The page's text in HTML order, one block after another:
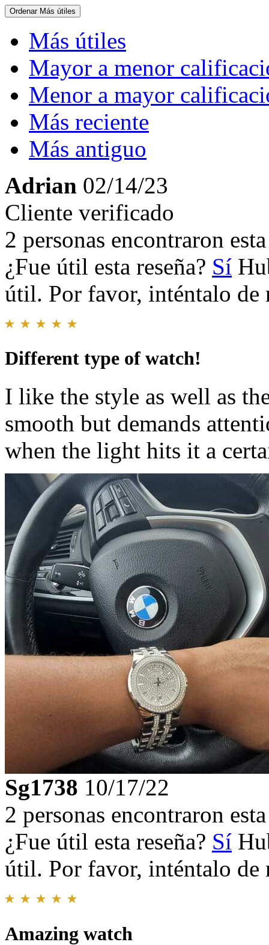
Ordenar Más útiles
Más útiles
Mayor a menor
Menor a mayor
Más reciente
Más antiguo
Adrian 02/14/23
Cliente verificado
2 personas encontraron
¿Fue útil esta reseña? Sí
útil. Por favor, inténtalo de
Different type of watch!
I like the style as well as
smooth but demands
when the light hits it a
Sg1738 10/17/22
2 personas encontraron
¿Fue útil esta reseña? Sí
útil. Por favor, inténtalo de
Amazing watch